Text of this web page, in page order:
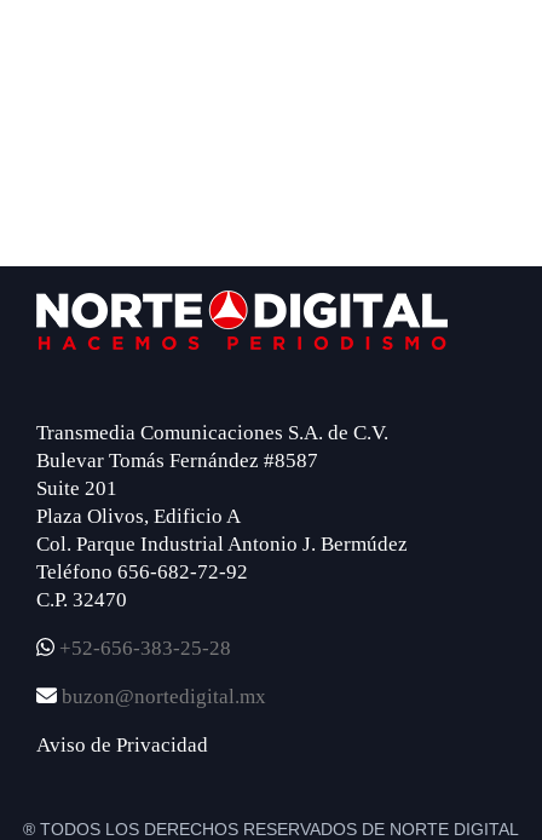
Footer
Transmedia Comunicaciones S.A. de C.V.
Bulevar Tomás Fernández #8587
Suite 201
Plaza Olivos, Edificio A
Col. Parque Industrial Antonio J. Bermúdez
Teléfono 656-682-72-92
C.P. 32470
+52-656-383-25-28
buzon@nortedigital.mx
Aviso de Privacidad
® TODOS LOS DERECHOS RESERVADOS DE NORTE DIGITAL